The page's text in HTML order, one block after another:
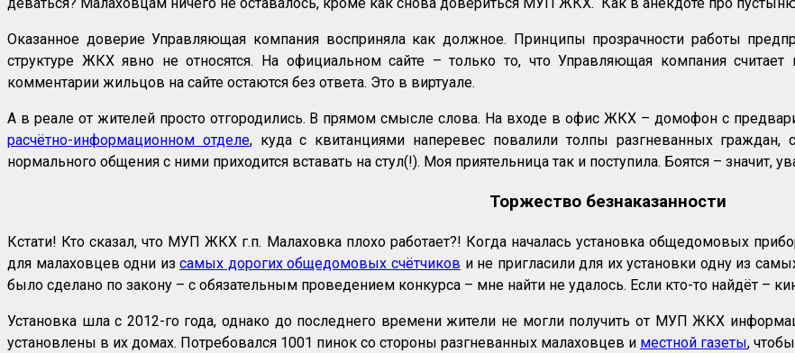
Оказанное доверие Управляющая компания восприняла как должное. Принципы прозрачности работы
структуре ЖКХ явно не относятся. На официальном сайте – только то, что Управляющая компания
комментарии жильцов на сайте остаются без ответа. Это в виртуале.
А в реале от жителей просто отгородились. В прямом смысле слова. На входе в офис ЖКХ – домофон с
расчётно-информационном отделе, куда с квитанциями наперевес повалили толпы разгневанных
нормального общения с ними приходится вставать на стул(!). Моя приятельница так и поступила. Боятся – значит,
Торжество безнаказанности
Кстати! Кто сказал, что МУП ЖКХ г.п. Малаховка плохо работает?! Когда началась установка общедомовых
для малаховцев одни изсамых дорогих общедомовых счётчиков и не пригласили для их установки одну из
было сделано по закону – с обязательным проведением конкурса – мне найти не удалось. Если кто-то найдёт –
Установка шла с 2012-го года, однако до последнего времени жители не могли получить от МУП ЖКХ
установлены в их домах. Потребовался 1001 пинок со стороны разгневанных малаховцев и местной газеты,